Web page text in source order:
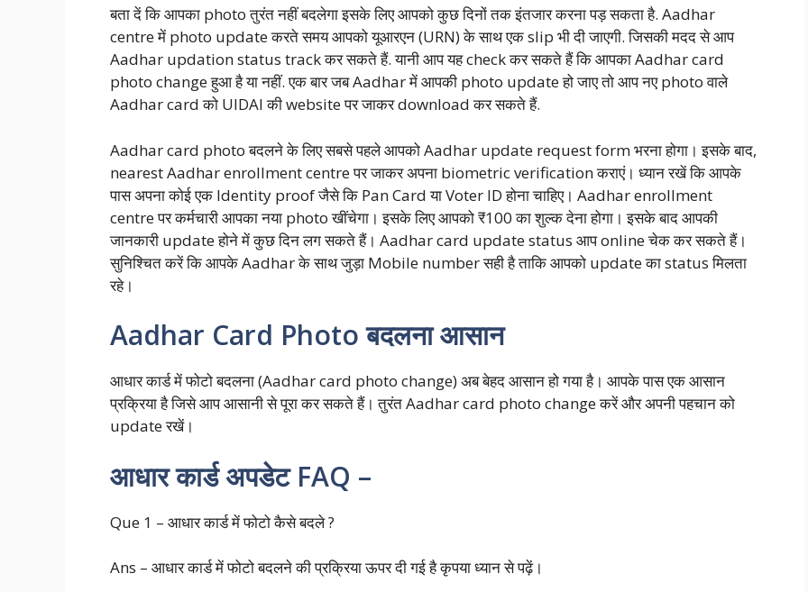
बता दें कि आपका photo तुरंत नहीं बदलेगा इसके लिए आपको कुछ दिनों तक इंतजार करना पड़ सकता है. Aadhar
centre में photo update करते समय आपको यूआरएन (URN) के साथ एक slip भी दी जाएगी. जिसकी मदद से आप
Aadhar updation status track कर सकते हैं. यानी आप यह check कर सकते हैं कि आपका Aadhar card
photo change हुआ है या नहीं. एक बार जब Aadhar में आपकी photo update हो जाए तो आप नए photo वाले
Aadhar card को UIDAI की website पर जाकर download कर सकते हैं.
Aadhar card photo बदलने के लिए सबसे पहले आपको Aadhar update request form भरना होगा। इसके बाद,
nearest Aadhar enrollment centre पर जाकर अपना biometric verification कराएं। ध्यान रखें कि आपके
पास अपना कोई एक Identity proof जैसे कि Pan Card या Voter ID होना चाहिए। Aadhar enrollment
centre पर कर्मचारी आपका नया photo खींचेगा। इसके लिए आपको ₹100 का शुल्क देना होगा। इसके बाद आपकी
जानकारी update होने में कुछ दिन लग सकते हैं। Aadhar card update status आप online चेक कर सकते हैं।
सुनिश्चित करें कि आपके Aadhar के साथ जुड़ा Mobile number सही है ताकि आपको update का status मिलता
रहे।
Aadhar Card Photo बदलना आसान
आधार कार्ड में फोटो बदलना (Aadhar card photo change) अब बेहद आसान हो गया है। आपके पास एक आसान
प्रक्रिया है जिसे आप आसानी से पूरा कर सकते हैं। तुरंत Aadhar card photo change करें और अपनी पहचान को
update रखें।
आधार कार्ड अपडेट FAQ –
Que 1 – आधार कार्ड में फोटो कैसे बदले ?
Ans – आधार कार्ड में फोटो बदलने की प्रक्रिया ऊपर दी गई है कृपया ध्यान से पढ़ें।